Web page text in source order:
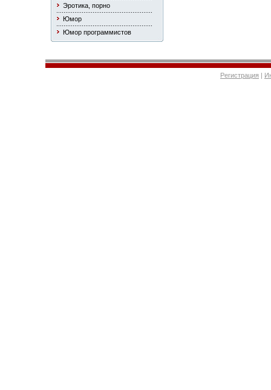
Эротика, порно
Юмор
Юмор программистов
Регистрация |